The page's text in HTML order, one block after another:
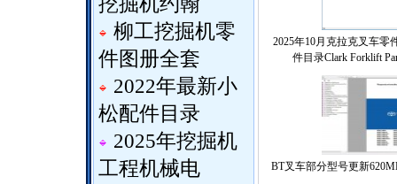
柳工挖掘机零
件图册全套
2022年最新小
松配件目录
2025年挖掘机
工程机械电
2025年10月克拉克叉车零
件目录Clark Forklift
BT叉车部分型号更新